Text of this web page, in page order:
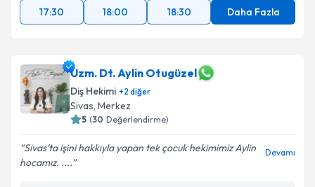
17:30
18:00 18:30 Daha Fazla
Uzm. Dt. Aylin Otugüzel
Diş Hekimi +2 diğer
Sivas, Merkez
5 (30 Değerlendirme)
Sivas’ta işini hakkıyla yapan tek çocuk hekimimiz Aylin
hocamız. ....
Devamı